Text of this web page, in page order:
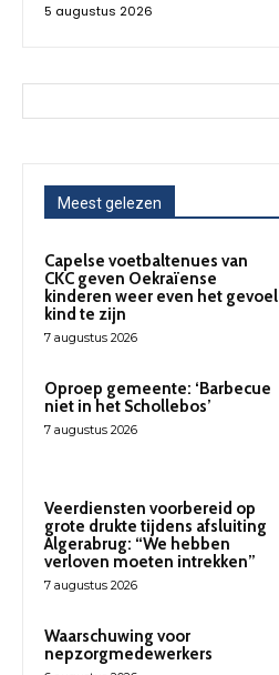
5 augustus 2026
Meest gelezen
Capelse voetbaltenues van
CKC geven Oekraïense
kinderen weer even het gevoel
kind te zijn
7 augustus 2026
Oproep gemeente: ‘Barbecue
niet in het Schollebos’
7 augustus 2026
Veerdiensten voorbereid op
grote drukte tijdens afsluiting
Algerabrug: “We hebben
verloven moeten intrekken”
7 augustus 2026
Waarschuwing voor
nepzorgmedewerkers